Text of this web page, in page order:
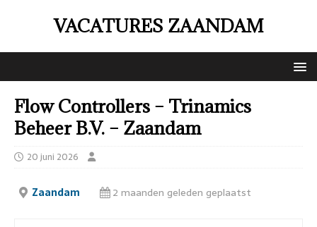
VACATURES ZAANDAM
Flow Controllers – Trinamics
Beheer B.V. – Zaandam
20 juni 2026
Zaandam 2 maanden geleden geplaatst